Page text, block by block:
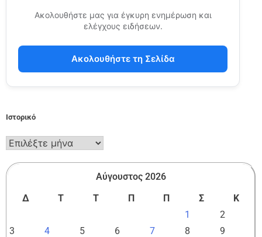
Ακολουθήστε μας για έγκυρη ενημέρωση και
ελέγχους ειδήσεων.
Ακολουθήστε τη Σελίδα
Ιστορικό
Αύγουστος 2026
Δ
Τ Τ Π Π Σ
Κ
1
2
3
4 5 6 7 8
9